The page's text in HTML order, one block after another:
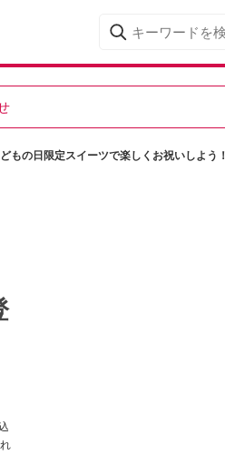
もの日限定スイーツで楽しくお祝いしよう！